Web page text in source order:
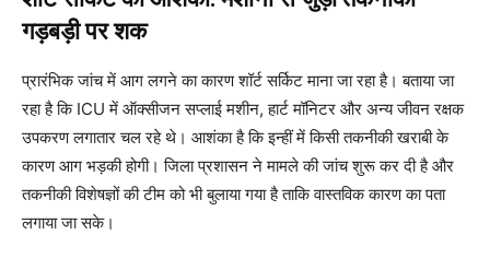
गड़बड़ी पर शक
प्रारंभिक जांच में आग लगने का कारण शॉर्ट सर्किट माना जा रहा है। बताया जा
रहा है कि ICU में ऑक्सीजन सप्लाई मशीन, हार्ट मॉनिटर और अन्य जीवन रक्षक
उपकरण लगातार चल रहे थे। आशंका है कि इन्हीं में किसी तकनीकी खराबी के
कारण आग भड़की होगी। जिला प्रशासन ने मामले की जांच शुरू कर दी है और
तकनीकी विशेषज्ञों की टीम को भी बुलाया गया है ताकि वास्तविक कारण का पता
लगाया जा सके।